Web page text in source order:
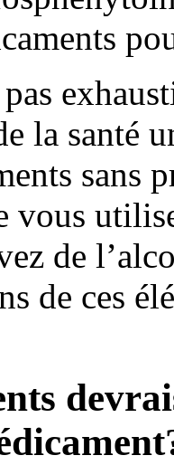
la santé
sans
vous
de
de ces